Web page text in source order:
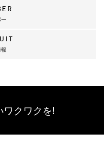
ワクワクを!